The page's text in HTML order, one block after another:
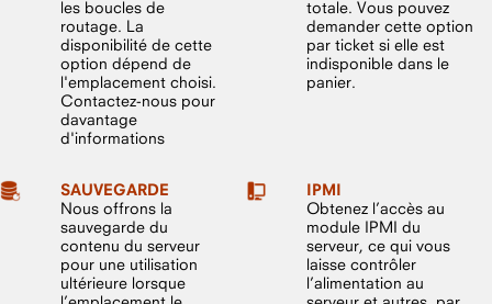
les boucles de
routage. La
disponibilité de cette
option dépend de
l'emplacement choisi.
Contactez-nous pour
davantage
d'informations
totale. Vous pouvez
demander cette option
par ticket si elle est
indisponible dans le
panier.
SAUVEGARDE
Nous offrons la
sauvegarde du
contenu du serveur
pour une utilisation
ultérieure lorsque
IPMI
Obtenez l’accès au
module IPMI du
serveur, ce qui vous
laisse contrôler
l’alimentation au